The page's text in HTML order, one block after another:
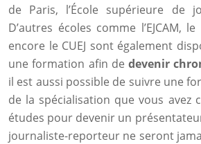
de Paris, l’École supérieure de
D’autres écoles comme l’EJCAM, le
encore le CUEJ sont également
une formation afin dedevenir
il est aussi possible de suivre une
de la spécialisation que vous avez
études pour devenir un
journaliste-reporteur ne seront